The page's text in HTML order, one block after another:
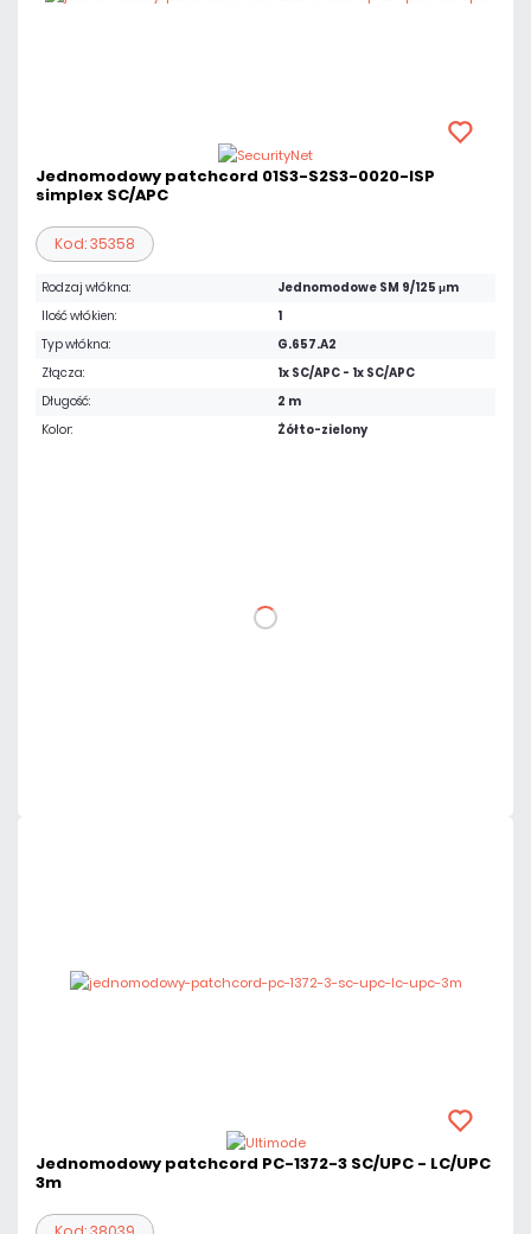
Jednomodowy patchcord 01S3-S2S3-0020-ISP
simplex SC/APC
Kod: 35358
Rodzaj włókna:
Jednomodowe SM 9/125 μm
Ilość włókien:
1
Typ włókna:
G.657.A2
Złącza:
1x SC/APC - 1x SC/APC
Długość:
2 m
Kolor:
Żółto-zielony
DO KOSZYKA
Jednomodowy patchcord PC-1372-3 SC/UPC - LC/UPC
3m